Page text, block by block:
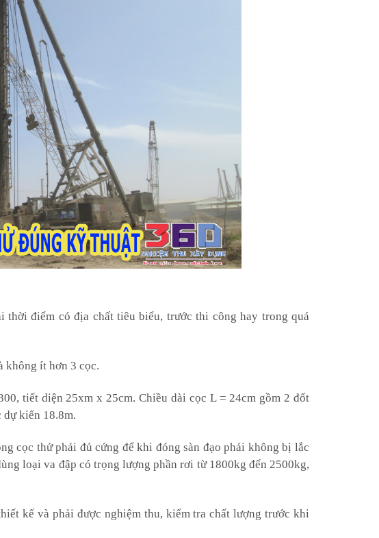
thời điểm có địa chất tiêu biểu, trước thi công hay trong quá
không ít hơn 3 cọc.
tiết diện 25xm x 25cm. Chiều dài cọc L = 24cm gồm 2 đốt
kiến 18.8m.
cọc thử phải đủ cứng để khi đóng sàn đạo phải không bị lắc
loại va đập có trọng lượng phần rơi từ 1800kg đến 2500kg,
kế và phải được nghiệm thu, kiểm tra chất lượng trước khi